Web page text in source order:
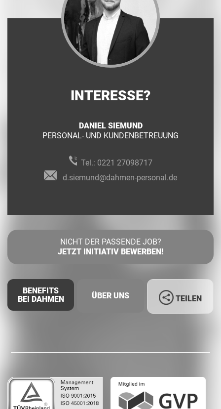
INTERESSE?
DANIEL SIEMUND
PERSONAL- UND KUNDENBETREUUNG
Tel.: 0221 27098717
d.siemund@dahmen-personal.de
NICHT DER PASSENDE JOB?
JETZT INITIATIV BEWERBEN!
BENEFITS
BEI DAHMEN
ÜBER UNS
Whatsapp
TEILEN